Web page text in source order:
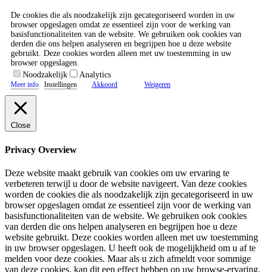
De cookies die als noodzakelijk zijn gecategoriseerd worden in uw
browser opgeslagen omdat ze essentieel zijn voor de werking van
basisfunctionaliteiten van de website. We gebruiken ook cookies van
derden die ons helpen analyseren en begrijpen hoe u deze website
gebruikt. Deze cookies worden alleen met uw toestemming in uw
browser opgeslagen.
Noodzakelijk
Analytics
Meer info Instellingen Akkoord Weigeren
Close
Privacy Overview
Deze website maakt gebruik van cookies om uw ervaring te
verbeteren terwijl u door de website navigeert. Van deze cookies
worden de cookies die als noodzakelijk zijn gecategoriseerd in uw
browser opgeslagen omdat ze essentieel zijn voor de werking van
basisfunctionaliteiten van de website. We gebruiken ook cookies
van derden die ons helpen analyseren en begrijpen hoe u deze
website gebruikt. Deze cookies worden alleen met uw toestemming
in uw browser opgeslagen. U heeft ook de mogelijkheid om u af te
melden voor deze cookies. Maar als u zich afmeldt voor sommige
van deze cookies, kan dit een effect hebben op uw browse-ervaring.